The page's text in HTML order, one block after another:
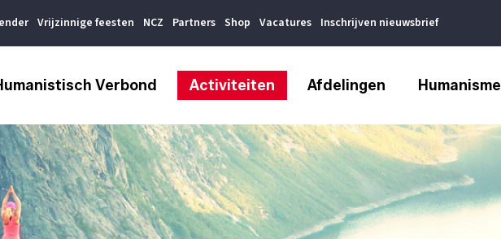
Vrijzinnige feesten NCZ Partners Shop Vacatures Inschrijven nieuwsbrief
Verbond Activiteiten Afdelingen Humanisme